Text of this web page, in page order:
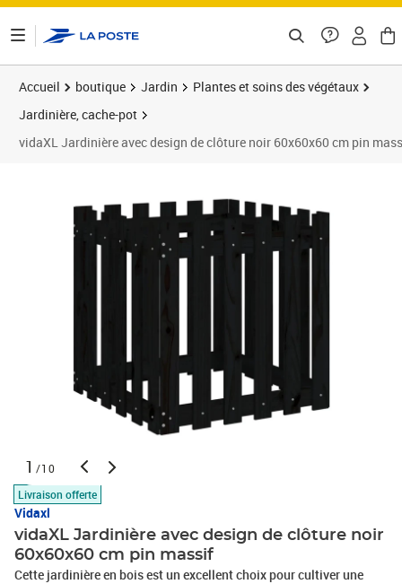
Accueil boutique Jardin
Plantes et soins des végétaux
Jardinière, cache-pot
vidaXL Jardinière avec design de clôture noir 60x60x60 cm pin
1 /10
Livraison offerte
Vidaxl
vidaXL Jardinière avec design de clôture noir
60x60x60 cm pin massif
Cette jardinière en bois est un excellent choix pour cultiver une